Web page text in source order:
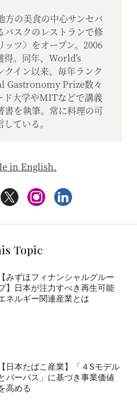
方の美食の中心サンセバ
バスクのレストランで修
ッツ〉をオープン。2006
。同年、World’s
イン以来、毎年ランク
Gastronomy Prize数々
ド大学やMITなどで講義
書を執筆。常に料理の可
ている。
in English.
Topic
【みずほフィナンシャルグルー
】日本が注力すべき再生可能
ネルギー関連産業とは
【日本たばこ産業】「４Sモデル
パーパス」に基づき事業価値
高める